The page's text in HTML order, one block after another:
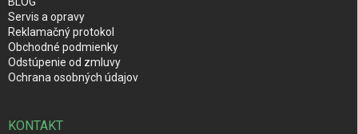
Servis a opravy
Reklamačný protokol
Obchodné podmienky
Odstúpenie od zmluvy
Ochrana osobných údajov
KONTAKT